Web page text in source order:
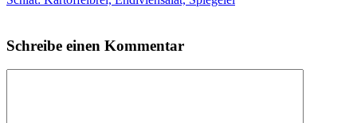
Schreibe einen Kommentar